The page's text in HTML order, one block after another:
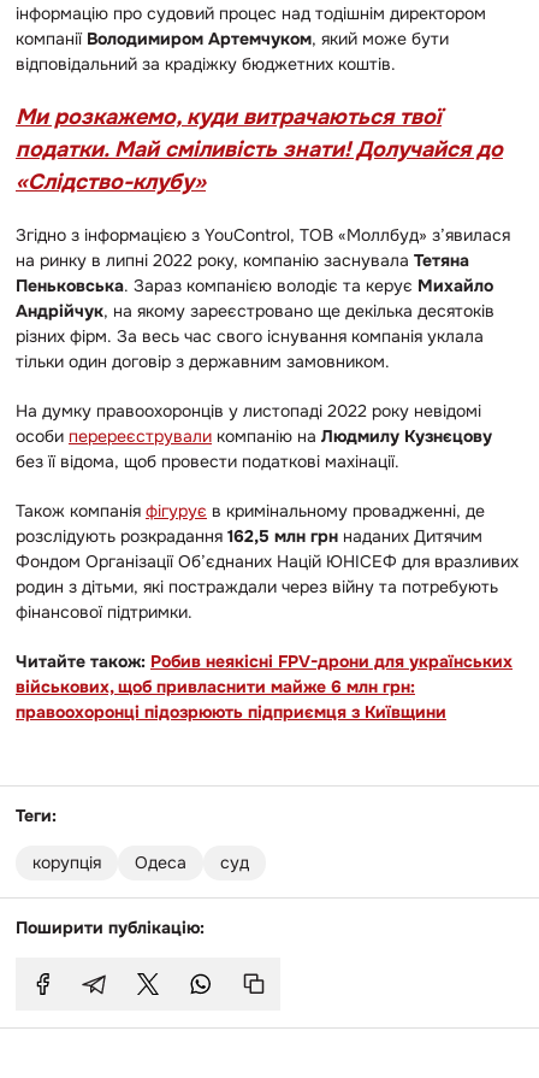
інформацію про судовий процес над тодішнім директором
компанії Володимиром Артемчуком, який може бути
відповідальний за крадіжку бюджетних коштів.
Ми розкажемо, куди витрачаються твої
податки. Май сміливість знати! Долучайся до
«Слідство-клубу»
Згідно з інформацією з YouControl, ТОВ «Моллбуд» з’явилася
на ринку в липні 2022 року, компанію заснувала Тетяна
Пеньковська. Зараз компанією володіє та керує Михайло
Андрійчук, на якому зареєстровано ще декілька десятоків
різних фірм. За весь час свого існування компанія уклала
тільки один договір з державним замовником.
На думку правоохоронців у листопаді 2022 року невідомі
особи перереєстрували компанію на Людмилу Кузнєцову
без її відома, щоб провести податкові махінації.
Також компанія фігурує в кримінальному провадженні, де
розслідують розкрадання 162,5 млн грн наданих Дитячим
Фондом Організації Об’єднаних Націй ЮНІСЕФ для вразливих
родин з дітьми, які постраждали через війну та потребують
фінансової підтримки.
Читайте також: Робив неякісні FPV-дрони для українських
військових, щоб привласнити майже 6 млн грн:
правоохоронці підозрюють підприємця з Київщини
Теги:
корупція Одеса суд
Поширити публікацію: